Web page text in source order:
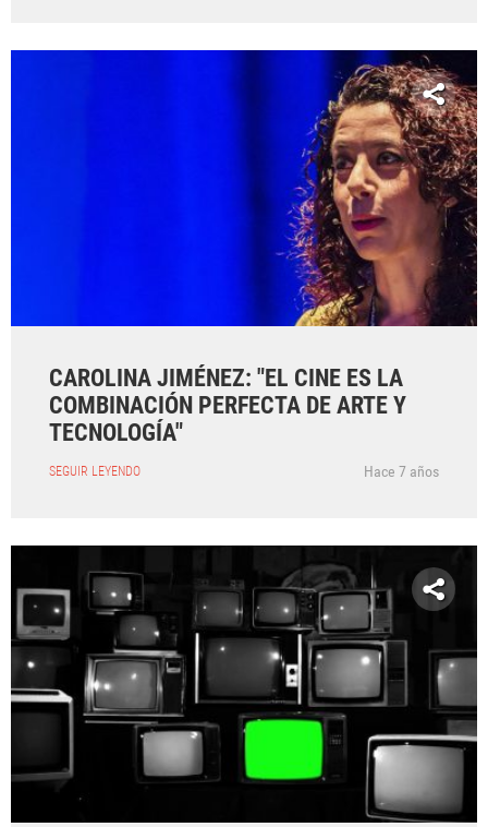
CAROLINA JIMÉNEZ: "EL CINE ES LA
COMBINACIÓN PERFECTA DE ARTE Y
TECNOLOGÍA"
SEGUIR LEYENDO Hace 7 años